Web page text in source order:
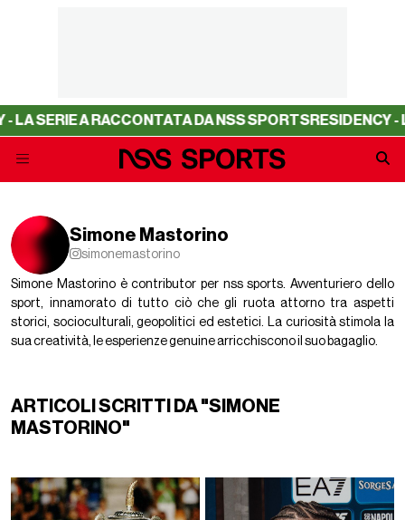
A RACCONTATA DA NSS SPORTSRESIDENCY - LA
Simone Mastorino
simonemastorino
Simone Mastorino è contributor per nss sports. Avventuriero dello
sport, innamorato di tutto ciò che gli ruota attorno tra aspetti
storici, socioculturali, geopolitici ed estetici. La curiosità stimola la
sua creatività, le esperienze genuine arricchiscono il suo bagaglio.
ARTICOLI SCRITTI DA "SIMONE
MASTORINO"